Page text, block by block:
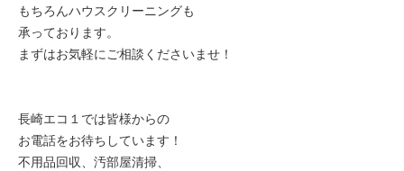
もちろんハウスクリーニングも
承っております。
まずはお気軽にご相談くださいませ！
長崎エコ１では皆様からの
お電話をお待ちしています！
不用品回収、汚部屋清掃、